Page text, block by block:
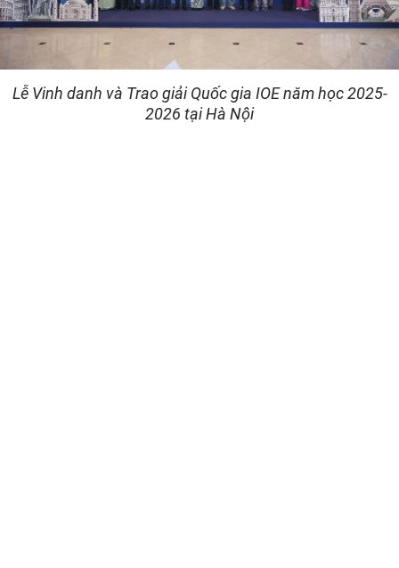
Lễ Vinh danh và Trao giải Quốc gia IOE năm học 2025-
2026 tại Hà Nội